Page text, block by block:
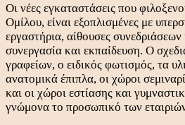
Οι νέες εγκαταστάσεις που
Ομίλου, είναι εξοπλισμένες με
εργαστήρια, αίθουσες
συνεργασία και εκπαίδευση. O
γραφείων, o ειδικός φωτισμός, τα
ανατομικά έπιπλα, οι χώροι
και οι χώροι εστίασης και
γνώμονα το προσωπικό των